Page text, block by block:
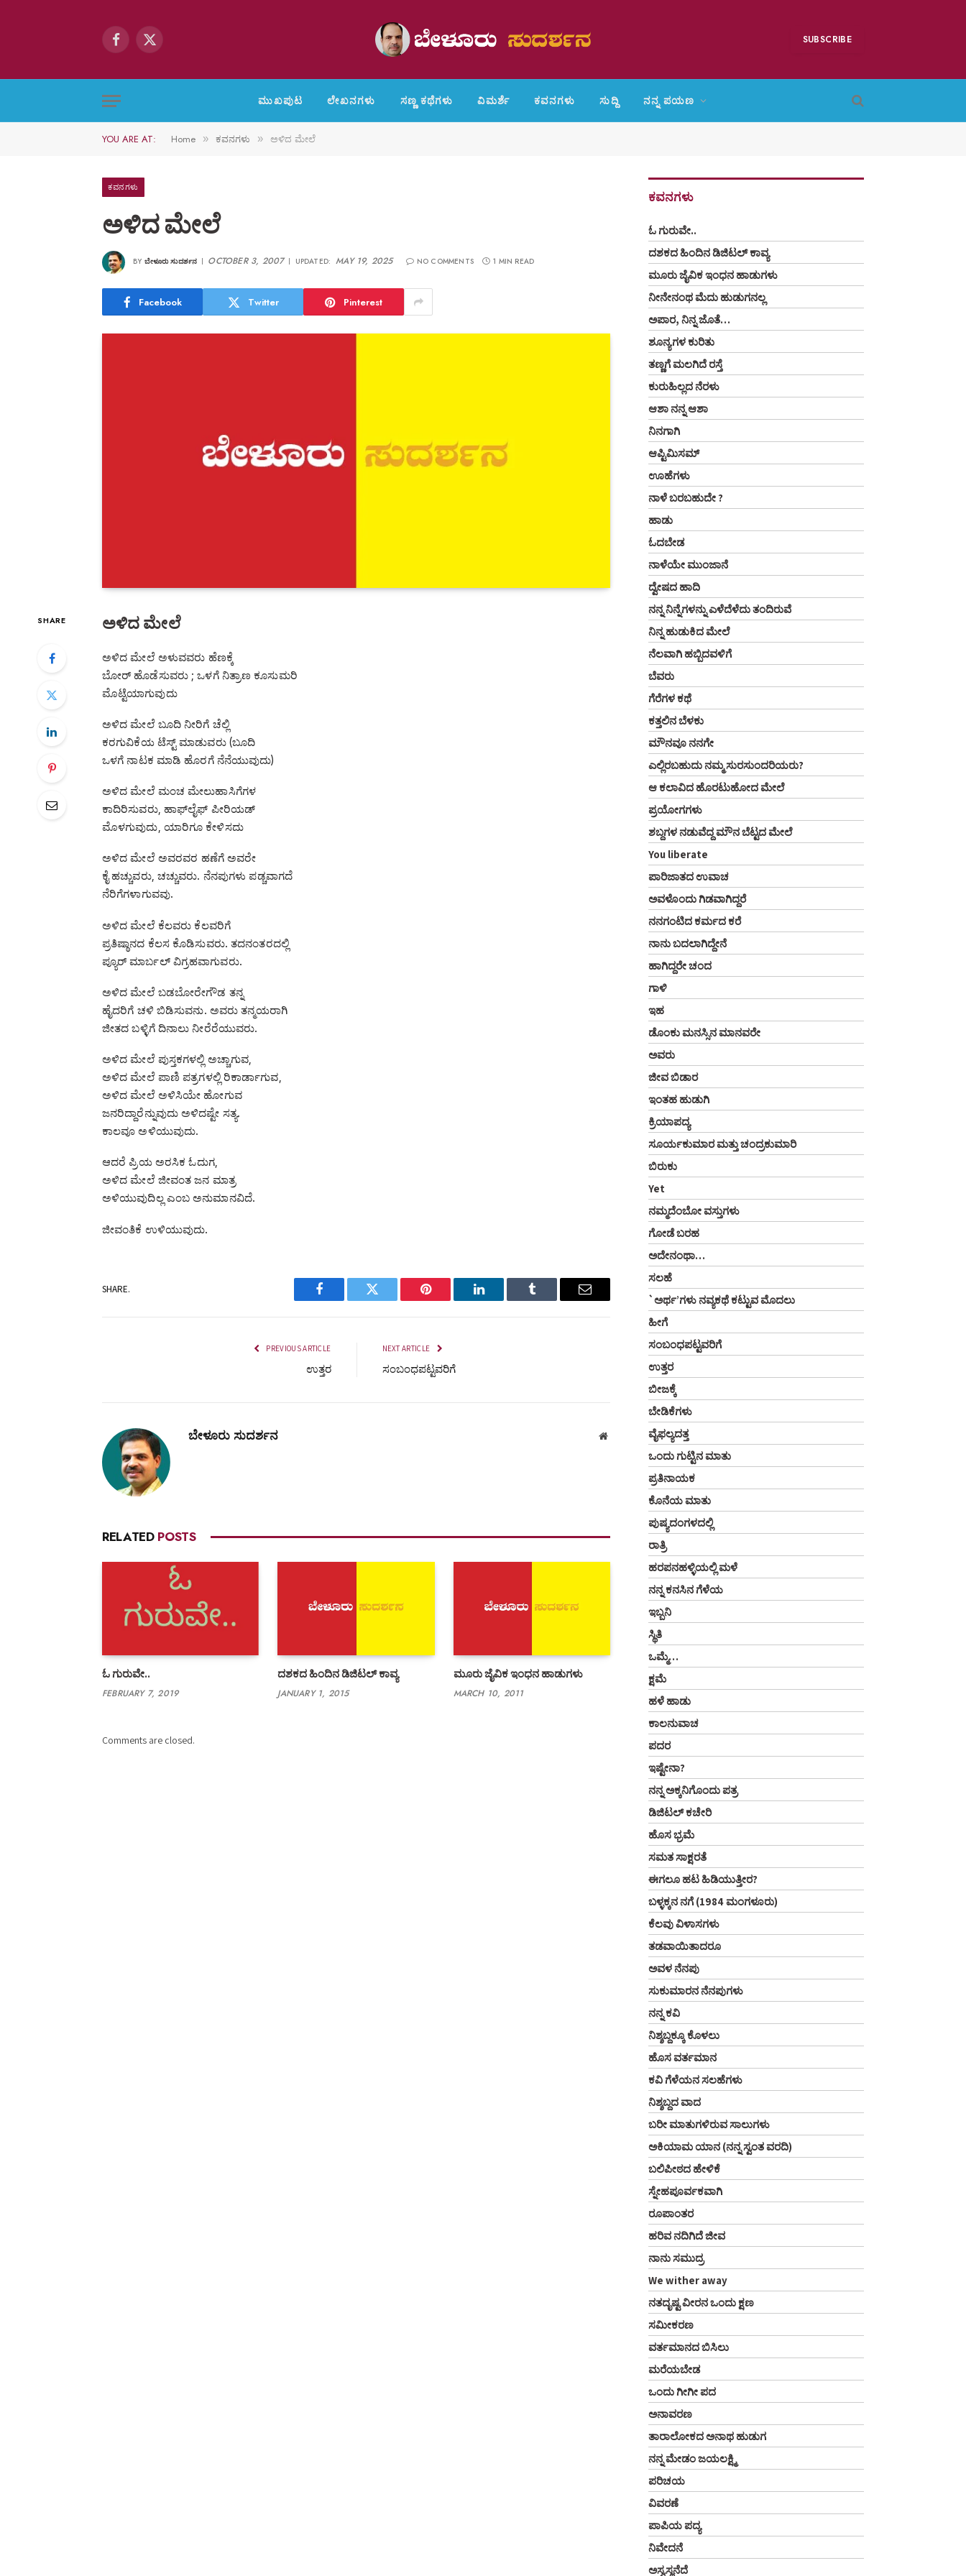
Facebook
X
SUBSCRIBE
ಮುಖಪುಟ ಲೇಖನಗಳು ಸಣ್ಣ ಕಥೆಗಳು ವಿಮರ್ಶೆ ಕವನಗಳು ಸುದ್ದಿ ನನ್ನ ಪಯಣ
YOU ARE AT: Home » ಕವನಗಳು » ಅಳಿದ ಮೇಲೆ
ಕವನಗಳು
ಅಳಿದ ಮೇಲೆ
BY ಬೇಳೂರು ಸುದರ್ಶನ OCTOBER 3, 2007 UPDATED: MAY 19, 2025 NO COMMENTS 1 MIN READ
Facebook Twitter Pinterest
SHARE ಅಳಿದ ಮೇಲೆ
ಅಳಿದ ಮೇಲೆ ಅಳುವವರು ಹೆಣಕ್ಕೆ
ಬೋರ್ ಹೊಡೆಸುವರು ; ಒಳಗೆ ನಿತ್ರಾಣ ಕೂಸುಮರಿ
ಮೊಟ್ಟೆಯಾಗುವುದು
ಅಳಿದ ಮೇಲೆ ಬೂದಿ ನೀರಿಗೆ ಚೆಲ್ಲಿ
ಕರಗುವಿಕೆಯ ಟೆಸ್ಟ್ ಮಾಡುವರು (ಬೂದಿ
ಒಳಗೆ ನಾಟಕ ಮಾಡಿ ಹೊರಗೆ ನೆನೆಯುವುದು)
ಅಳಿದ ಮೇಲೆ ಮಂಚ ಮೇಲುಹಾಸಿಗೆಗಳ
ಕಾದಿರಿಸುವರು, ಹಾಫ್‌ಲೈಫ್ ಪೀರಿಯಡ್
ಮೊಳಗುವುದು, ಯಾರಿಗೂ ಕೇಳಿಸದು
ಅಳಿದ ಮೇಲೆ ಅವರವರ ಹಣೆಗೆ ಅವರೇ
ಕೈ ಹಚ್ಚುವರು, ಚಚ್ಚುವರು. ನೆನಪುಗಳು ಪಡ್ಚವಾಗದೆ
ನೆರಿಗೆಗಳಾಗುವವು.
ಅಳಿದ ಮೇಲೆ ಕೆಲವರು ಕೆಲವರಿಗೆ
ಪ್ರತಿಷ್ಠಾನದ ಕೆಲಸ ಕೊಡಿಸುವರು. ತದನಂತರದಲ್ಲಿ
ಪ್ಯೂರ್ ಮಾರ್ಬಲ್ ವಿಗ್ರಹವಾಗುವರು.
ಅಳಿದ ಮೇಲೆ ಬಡಬೋರೇಗೌಡ ತನ್ನ
ಹೈದರಿಗೆ ಚಳಿ ಬಿಡಿಸುವನು. ಅವರು ತನ್ಮಯರಾಗಿ
ಜೀತದ ಬಳ್ಳಿಗೆ ದಿನಾಲು ನೀರೆರೆಯುವರು.
ಅಳಿದ ಮೇಲೆ ಪುಸ್ತಕಗಳಲ್ಲಿ ಅಚ್ಚಾಗುವ,
ಅಳಿದ ಮೇಲೆ ಪಾಣಿ ಪತ್ರಗಳಲ್ಲಿ ರಿಕಾರ್ಡಾಗುವ,
ಅಳಿದ ಮೇಲೆ ಅಳಿಸಿಯೇ ಹೋಗುವ
ಜನರಿದ್ದಾರೆನ್ನುವುದು ಅಳಿದಷ್ಟೇ ಸತ್ಯ.
ಕಾಲವೂ ಅಳಿಯುವುದು.
ಆದರೆ ಪ್ರಿಯ ಅರಸಿಕ ಓದುಗ,
ಅಳಿದ ಮೇಲೆ ಜೀವಂತ ಜನ ಮಾತ್ರ
ಅಳಿಯುವುದಿಲ್ಲ ಎಂಬ ಅನುಮಾನವಿದೆ.
ಜೀವಂತಿಕೆ ಉಳಿಯುವುದು.
SHARE.
Facebook Twitter Pinterest LinkedIn Tumblr Email
PREVIOUS ARTICLE
ಉತ್ತರ
NEXT ARTICLE
ಸಂಬಂಧಪಟ್ಟವರಿಗೆ
ಬೇಳೂರು ಸುದರ್ಶನ Website
RELATED POSTS
ಓ ಗುರುವೇ..
FEBRUARY 7, 2019
ದಶಕದ ಹಿಂದಿನ ಡಿಜಿಟಲ್ ಕಾವ್ಯ
JANUARY 1, 2015
ಮೂರು ಜೈವಿಕ ಇಂಧನ ಹಾಡುಗಳು
MARCH 10, 2011
Comments are closed.
ಕವನಗಳು
ಓ ಗುರುವೇ..
ದಶಕದ ಹಿಂದಿನ ಡಿಜಿಟಲ್ ಕಾವ್ಯ
ಮೂರು ಜೈವಿಕ ಇಂಧನ ಹಾಡುಗಳು
ನೀನೇನಂಥ ಮೆದು ಹುಡುಗನಲ್ಲ
ಅಪಾರ, ನಿನ್ನ ಜೊತೆ…
ಶೂನ್ಯಗಳ ಕುರಿತು
ತಣ್ಣಗೆ ಮಲಗಿದೆ ರಸ್ತೆ
ಕುರುಹಿಲ್ಲದ ನೆರಳು
ಆಶಾ ನನ್ನ ಆಶಾ
ನಿನಗಾಗಿ
ಆಪ್ಟಿಮಿಸಮ್
ಊಹೆಗಳು
ನಾಳೆ ಬರಬಹುದೇ ?
ಹಾಡು
ಓದಬೇಡ
ನಾಳೆಯೇ ಮುಂಜಾನೆ
ದ್ವೇಷದ ಹಾದಿ
ನನ್ನ ನಿನ್ನೆಗಳನ್ನು ಎಳೆದೆಳೆದು ತಂದಿರುವೆ
ನಿನ್ನ ಹುಡುಕಿದ ಮೇಲೆ
ನೆಲವಾಗಿ ಹಬ್ಬಿದವಳಿಗೆ
ಬೆವರು
ಗೆರೆಗಳ ಕಥೆ
ಕತ್ತಲಿನ ಬೆಳಕು
ಮೌನವೂ ನನಗೇ
ಎಲ್ಲಿರಬಹುದು ನಮ್ಮ ಸುರಸುಂದರಿಯರು?
ಆ ಕಲಾವಿದ ಹೊರಟುಹೋದ ಮೇಲೆ
ಪ್ರಯೋಗಗಳು
ಶಬ್ದಗಳ ನಡುವೆದ್ದ ಮೌನ ಬೆಟ್ಟದ ಮೇಲೆ
You liberate
ಪಾರಿಜಾತದ ಉವಾಚ
ಅವಳೊಂದು ಗಿಡವಾಗಿದ್ದರೆ
ನನಗಂಟಿದ ಕರ್ಮದ ಕರೆ
ನಾನು ಬದಲಾಗಿದ್ದೇನೆ
ಹಾಗಿದ್ದರೇ ಚಂದ
ಗಾಳಿ
ಇಹ
ಡೊಂಕು ಮನಸ್ಸಿನ ಮಾನವರೇ
ಅವರು
ಜೀವ ಬಿಡಾರ
ಇಂತಹ ಹುಡುಗಿ
ಕ್ರಿಯಾಪದ್ಯ
ಸೂರ್ಯಕುಮಾರ ಮತ್ತು ಚಂದ್ರಕುಮಾರಿ
ಬಿರುಕು
Yet
ನಮ್ಮದೆಂಬೋ ವಸ್ತುಗಳು
ಗೋಡೆ ಬರಹ
ಅದೇನಂಥಾ…
ಸಲಹೆ
`ಅರ್ಥ’ಗಳು ನವ್ಯಕಥೆ ಕಟ್ಟುವ ಮೊದಲು
ಹೀಗೆ
ಸಂಬಂಧಪಟ್ಟವರಿಗೆ
ಉತ್ತರ
ಬೀಜಕ್ಕೆ
ಬೇಡಿಕೆಗಳು
ವೈಫಲ್ಯದತ್ತ
ಒಂದು ಗುಟ್ಟಿನ ಮಾತು
ಪ್ರತಿನಾಯಕ
ಕೊನೆಯ ಮಾತು
ಪುಷ್ಯದಂಗಳದಲ್ಲಿ
ರಾತ್ರಿ
ಹರಪನಹಳ್ಳಿಯಲ್ಲಿ ಮಳೆ
ನನ್ನ ಕನಸಿನ ಗೆಳೆಯ
ಇಬ್ಬನಿ
ಸ್ಥಿತಿ
ಒಮ್ಮೆ…
ಕ್ಷಮೆ
ಹಳೆ ಹಾಡು
ಕಾಲನುವಾಚ
ಪದರ
ಇಷ್ಟೇನಾ?
ನನ್ನ ಅಕ್ಕನಿಗೊಂದು ಪತ್ರ
ಡಿಜಿಟಲ್‌ ಕಚೇರಿ
ಹೊಸ ಭ್ರಮೆ
ಸಮತ ಸಾಕ್ಷರತೆ
ಈಗಲೂ ಹಟ ಹಿಡಿಯುತ್ತೀರ?
ಬಳ್ಳಕ್ಕನ ನಗೆ (1984 ಮಂಗಳೂರು)
ಕೆಲವು ವಿಳಾಸಗಳು
ತಡವಾಯಿತಾದರೂ
ಅವಳ ನೆನಪು
ಸುಕುಮಾರನ ನೆನಪುಗಳು
ನನ್ನ ಕವಿ
ನಿಶ್ಶಬ್ದಕ್ಕೂ ಕೊಳಲು
ಹೊಸ ವರ್ತಮಾನ
ಕವಿ ಗೆಳೆಯನ ಸಲಹೆಗಳು
ನಿಶ್ಶಬ್ದದ ವಾದ
ಬರೀ ಮಾತುಗಳಿರುವ ಸಾಲುಗಳು
ಅಕಿಯಾಮ ಯಾನ (ನನ್ನ ಸ್ವಂತ ವರದಿ)
ಬಲಿಪೀಠದ ಹೇಳಿಕೆ
ಸ್ನೇಹಪೂರ್ವಕವಾಗಿ
ರೂಪಾಂತರ
ಹರಿವ ನದಿಗಿದೆ ಜೀವ
ನಾನು ಸಮುದ್ರ
We wither away
ನತದೃಷ್ಟ ವೀರನ ಒಂದು ಕ್ಷಣ
ಸಮೀಕರಣ
ವರ್ತಮಾನದ ಬಿಸಿಲು
ಮರೆಯಬೇಡ
ಒಂದು ಗೀಗೀ ಪದ
ಅನಾವರಣ
ತಾರಾಲೋಕದ ಅನಾಥ ಹುಡುಗ
ನನ್ನ ಮೇಡಂ ಜಯಲಕ್ಷ್ಮಿ
ಪರಿಚಯ
ವಿವರಣೆ
ಪಾಪಿಯ ಪದ್ಯ
ನಿವೇದನೆ
ಅಸ್ವಸ್ಥನೆದೆ